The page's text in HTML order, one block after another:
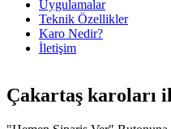
Uygulamalar
Teknik Özellikler
Karo Nedir?
İletişim
Çakartaş karoları